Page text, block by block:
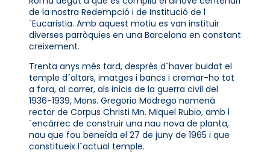
de la nostra Redempció i de Institució de l
´Eucaristia. Amb aquest motiu es van instituir
diverses parròquies en una Barcelona en constant
creixement.
Trenta anys més tard, després d´haver buidat el
temple d´altars, imatges i bancs i cremar-ho tot
a fora, al carrer, als inicis de la guerra civil del
1936-1939, Mons. Gregorio Modrego nomenà
rector de Corpus Christi Mn. Miquel Rubio, amb l
´encàrrec de construir una nau nova de planta,
nau que fou beneïda el 27 de juny de 1965 i que
constitueix l´actual temple.